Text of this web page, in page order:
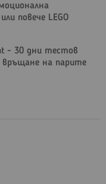
повече LEGO
Wars с - 23%"
- 30 дни тестов
връщане на парите